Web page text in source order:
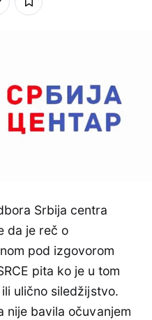
Srbija centra
da je reč o
pod izgovorom
pita ko je u tom
ulično siledžijstvo.
nije bavila očuvanjem